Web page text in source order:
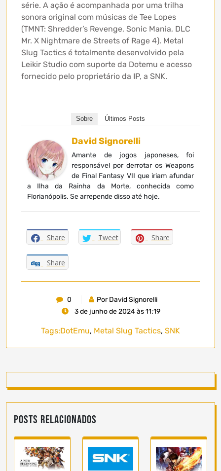
série. A ação é acompanhada por uma trilha
sonora original com músicas de Tee Lopes
(TMNT: Shredder’s Revenge, Sonic Mania, DLC
Mr. X Nightmare de Streets of Rage 4). Metal
Slug Tactics é totalmente desenvolvido pela
Leikir Studio com suporte da Dotemu e acesso
fornecido pelo proprietário da IP, a SNK.
Sobre Últimos Posts
David Signorelli
Amante de jogos japoneses, foi
responsável por derrotar os Weapons
de Final Fantasy VII que iriam afundar
a Ilha da Rainha da Morte, conhecida como
Florianópolis. Se arrepende disso até hoje.
Share Tweet Share
Share
0
Por David Signorelli
3 de junho de 2024 às 11:19
Tags:DotEmu, Metal Slug Tactics, SNK
Posts Relacionados